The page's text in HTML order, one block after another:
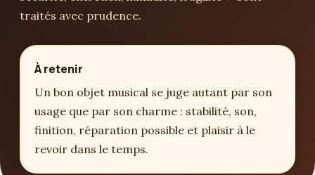
traités avec prudence.
À retenir
Un bon objet musical se juge autant par son
usage que par son charme : stabilité, son,
finition, réparation possible et plaisir à le
revoir dans le temps.